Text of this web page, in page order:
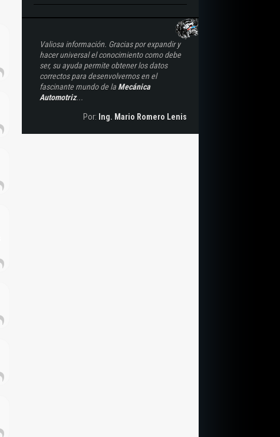
Valiosa información. Gracias por expandir y
hacer universal el conocimiento como debe
ser, su ayuda permite obtener los datos
correctos para desenvolvernos en el
fascinante mundo de la Mecánica
Automotriz...
Por: Ing. Mario Romero Lenis